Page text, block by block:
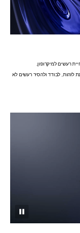
רעשים למיקרופון.
לזהות, לבודד ולהסיר רעשים לא